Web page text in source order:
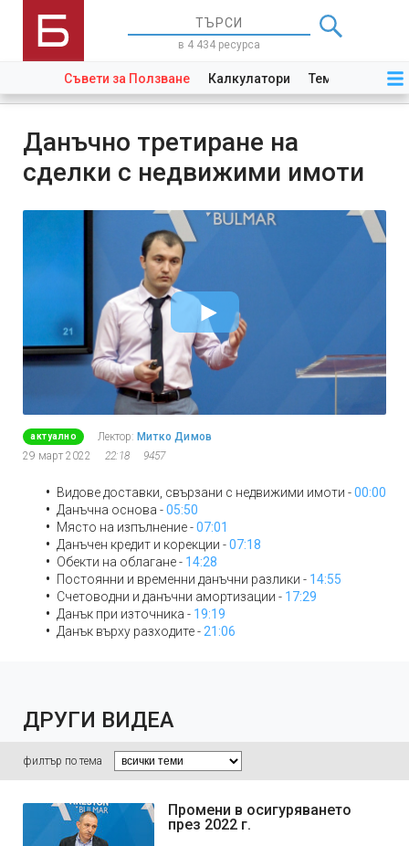
в 4 434 ресурса
Съвети за Ползване Калкулатори Теми Закони
Данъчно третиране на
сделки с недвижими имоти
актуално Лектор: Митко Димов
29 март 2022
22:18 9457
Видове доставки, свързани с недвижими имоти -00:00
Данъчна основа -05:50
Място на изпълнение -07:01
Данъчен кредит и корекции -07:18
Обекти на облагане - 14:28
Постоянни и временни данъчни разлики - 14:55
Счетоводни и данъчни амортизации - 17:29
Данък при източника - 19:19
Данък върху разходите - 21:06
ДРУГИ ВИДЕА
филтър по тема
Промени в осигуряването
през 2022 г.